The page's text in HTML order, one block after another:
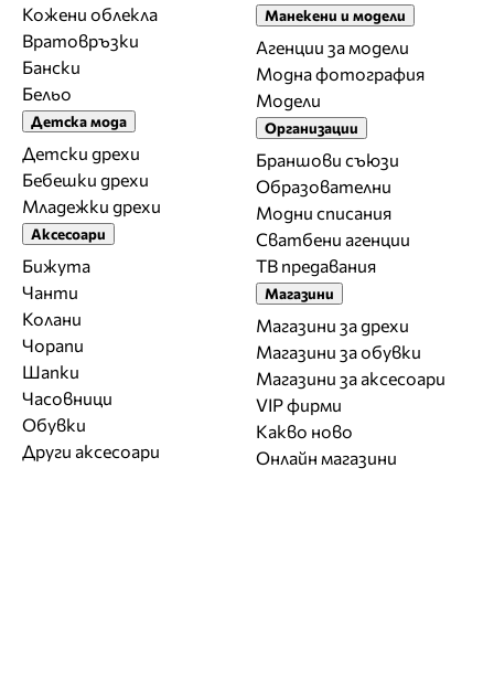
Кожени облекла
Вратовръзки
Бански
Бельо
Детска мода
Детски дрехи
Бебешки дрехи
Младежки дрехи
Аксесоари
Бижута
Чанти
Колани
Чорапи
Шапки
Часовници
Обувки
Други аксесоари
Манекени и модели
Агенции за модели
Модна фотография
Модели
Организации
Браншови съюзи
Образователни
Модни списания
Сватбени агенции
ТВ предавания
Магазини
Магазини за дрехи
Магазини за обувки
Магазини за aксесоари
VIP фирми
Какво ново
Онлайн магазини